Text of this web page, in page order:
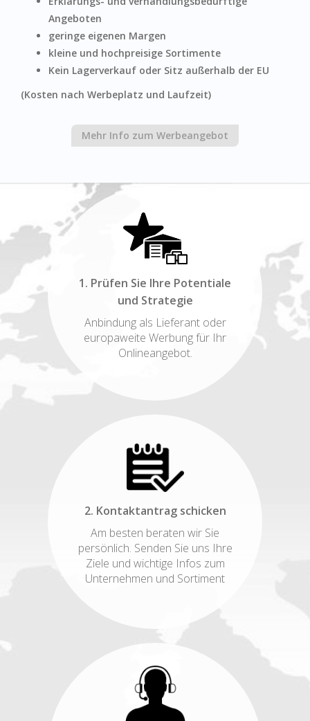
Angeboten
geringe eigenen Margen
kleine und hochpreisige Sortimente
Kein Lagerverkauf oder Sitz außerhalb der EU
(Kosten nach Werbeplatz und Laufzeit)
Mehr Info zum Werbeangebot
1. Prüfen Sie Ihre Potentiale
und Strategie
Anbindung als Lieferant oder
europaweite Werbung für Ihr
Onlineangebot.
2. Kontaktantrag schicken
Am besten beraten wir Sie
persönlich. Senden Sie uns Ihre
Ziele und wichtige Infos zum
Unternehmen und Sortiment